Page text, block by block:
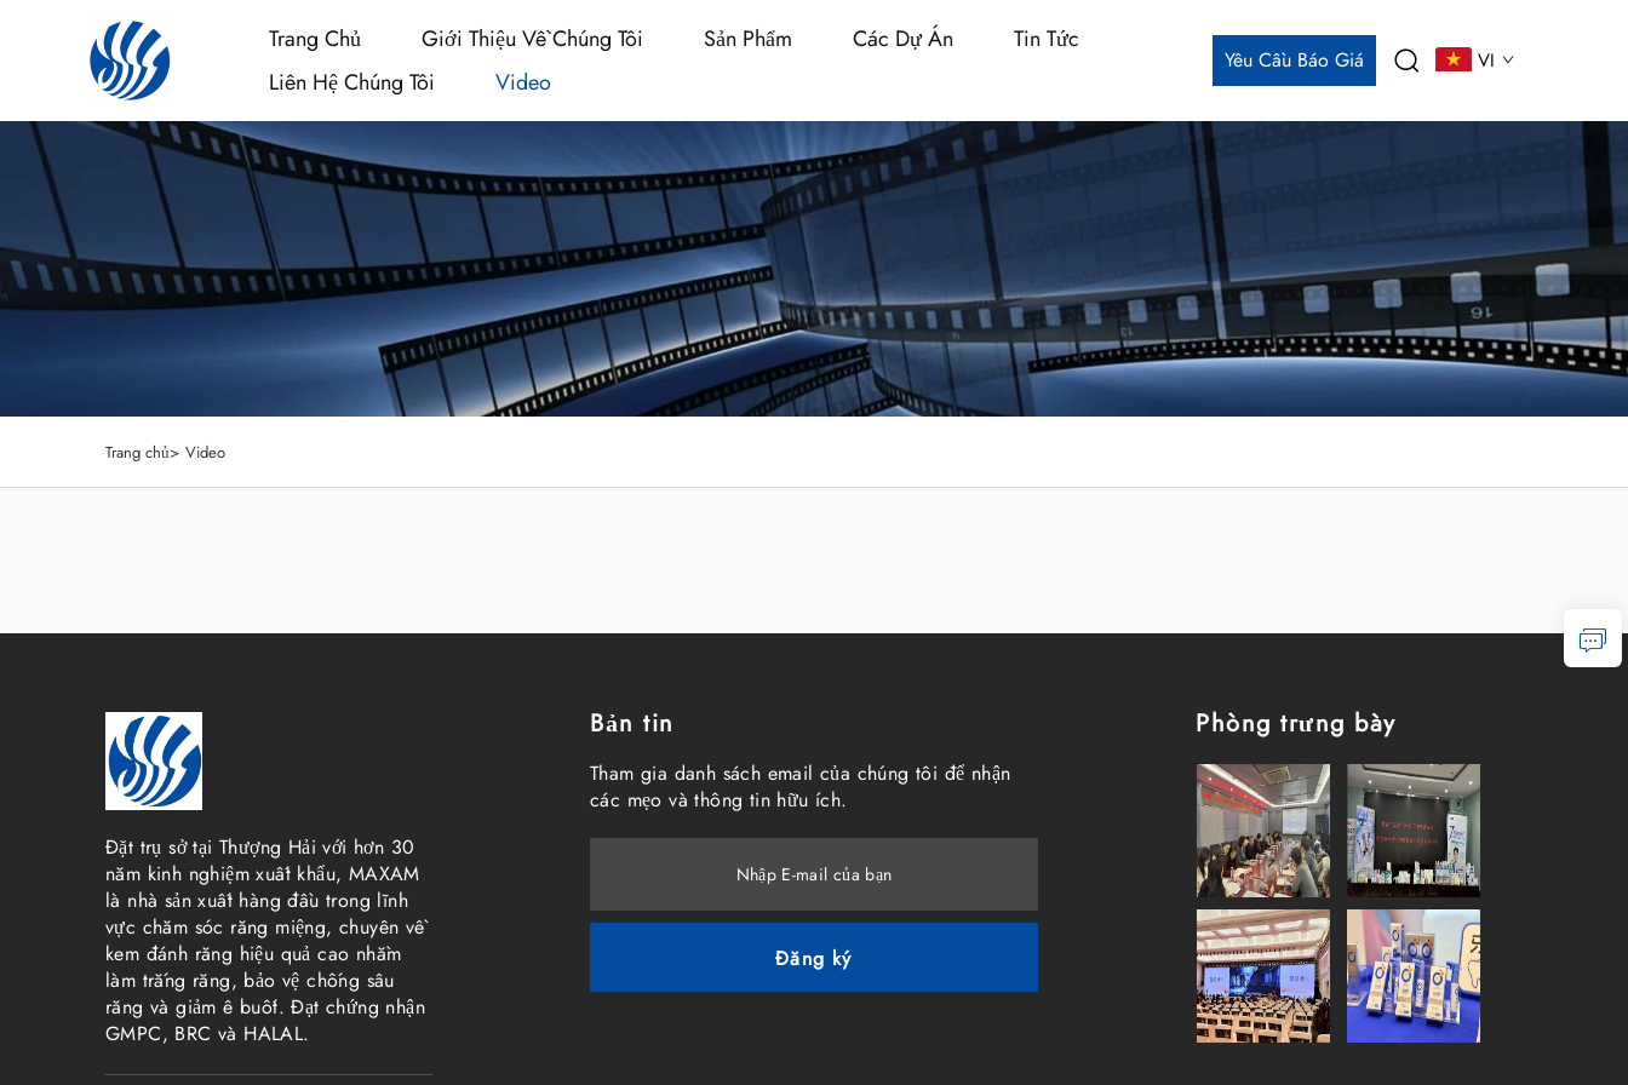
Trang Chủ Giới Thiệu Về Chúng Tôi Sản Phẩm Các Dự Án
Tin Tức
Liên Hệ Chúng Tôi
Video
Yêu Cầu Báo Giá VI
Trang chủ> Video
Đặt trụ sở tại Thượng Hải với hơn 30
năm kinh nghiệm xuất khẩu, MAXAM
là nhà sản xuất hàng đầu trong lĩnh
vực chăm sóc răng miệng, chuyên về
kem đánh răng hiệu quả cao nhằm
làm trắng răng, bảo vệ chống sâu
răng và giảm ê buốt. Đạt chứng nhận
GMPC, BRC và HALAL.
Bản tin
Tham gia danh sách email của chúng tôi để nhận
các mẹo và thông tin hữu ích.
Nhập E-mail của bạn
Đăng ký
Phòng trưng bày